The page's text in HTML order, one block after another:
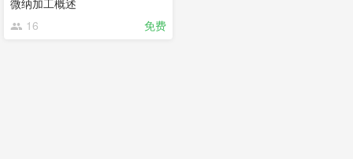
微纳加工概述
16
免费